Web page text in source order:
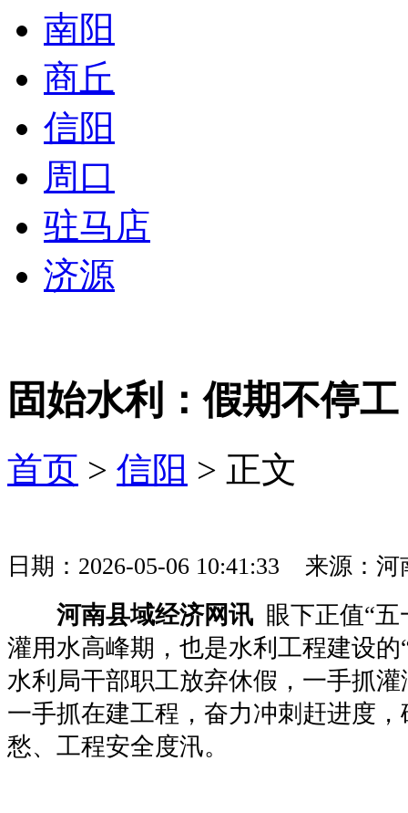
南阳
商丘
信阳
周口
驻马店
济源
固始水利：假期不停
首页 > 信阳 > 正文
日期：2026-05-06 10:41:33 来源：
河南县域经济网讯 眼下正值“
灌用水高峰期，也是水利工程建设的
水利局干部职工放弃休假，一手抓
一手抓在建工程，奋力冲刺赶进度
愁、工程安全度汛。